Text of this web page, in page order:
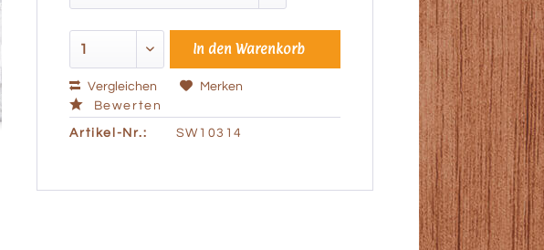
In den Warenkorb
Vergleichen
Merken
Bewerten
Artikel-Nr.: SW10314